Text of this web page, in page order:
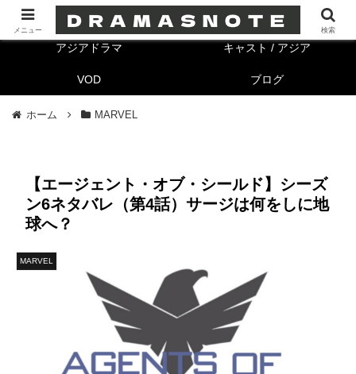
海外ドラマ キャスト/海外
アジアドラマ キャスト / アジア
VOD ブログ
ホーム MARVEL
【エージェント・オブ・シールド】シーズ
ン6ネタバレ（第4話）サージは何をしに地
球へ？
MARVEL
メニュー 検索